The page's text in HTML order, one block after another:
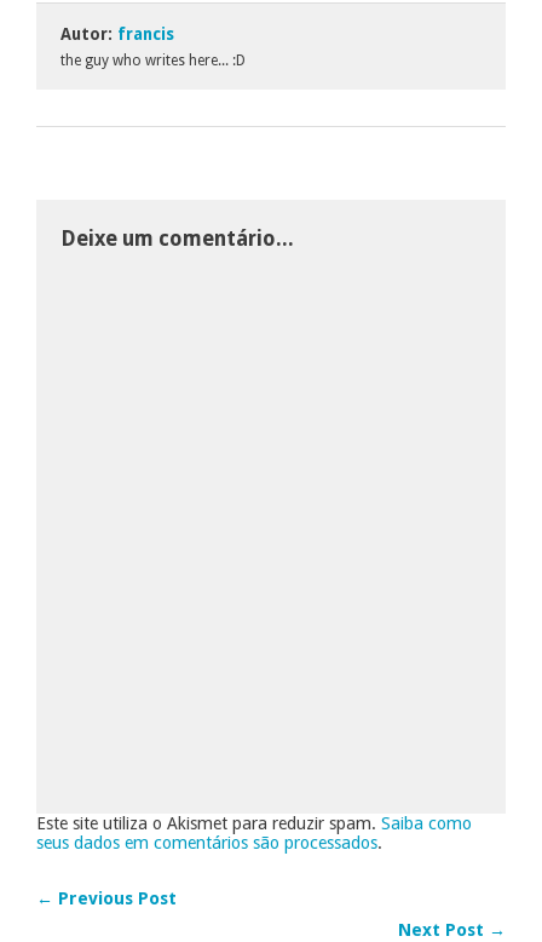
Autor: francis
the guy who writes here... :D
Deixe um comentário...
Este site utiliza o Akismet para reduzir spam. Saiba como
seus dados em comentários são processados.
← Previous Post
Next Post →